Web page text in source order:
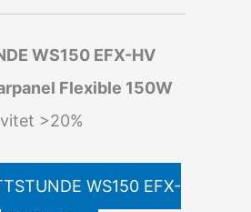
WS150 EFX-HV
Flexible 150W
>20%
WS150 EFX-